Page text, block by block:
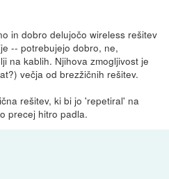
in dobro delujočo wireless rešitev
-- potrebujejo dobro, ne,
na kablih. Njihova zmogljivost je
večja od brezžičnih rešitev.
rešitev, ki bi jo 'repetiral' na
precej hitro padla.